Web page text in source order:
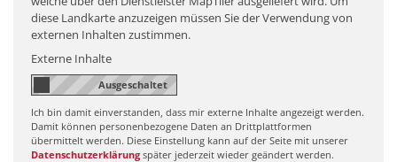
diese Landkarte anzuzeigen müssen Sie der Verwendung von
externen Inhalten zustimmen.
Externe Inhalte
Ich bin damit einverstanden, dass mir externe Inhalte angezeigt werden.
Damit können personenbezogene Daten an Drittplattformen
übermittelt werden. Diese Einstellung kann auf der Seite mit unserer
Datenschutzerklärung später jederzeit wieder geändert werden.